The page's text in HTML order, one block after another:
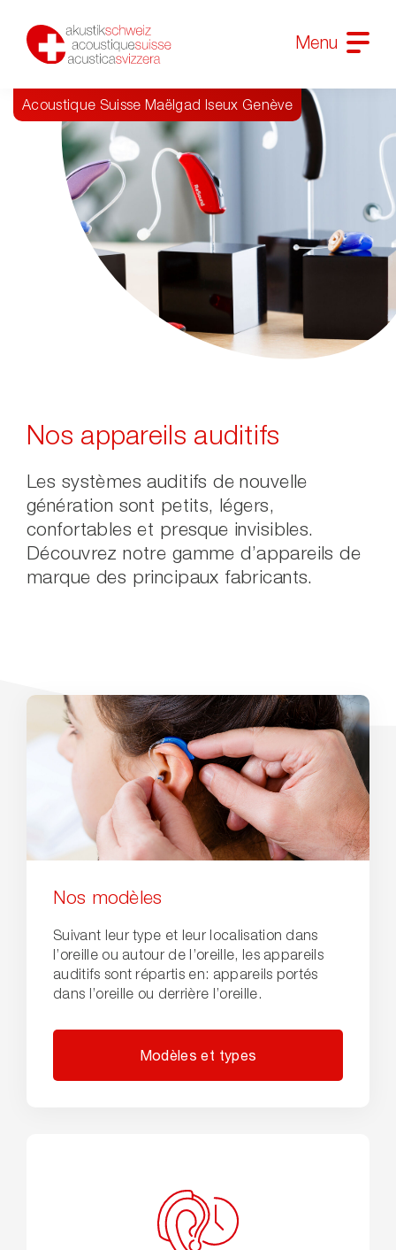
Menu
Acoustique Suisse Maëlgad Iseux Genève
Nos appareils auditifs
Les systèmes auditifs de nouvelle
génération sont petits, légers,
confortables et presque invisibles.
Découvrez notre gamme d’appareils de
marque des principaux fabricants.
Nos modèles
Suivant leur type et leur localisation dans
l’oreille ou autour de l’oreille, les appareils
auditifs sont répartis en: appareils portés
dans l’oreille ou derrière l’oreille.
Modèles et types